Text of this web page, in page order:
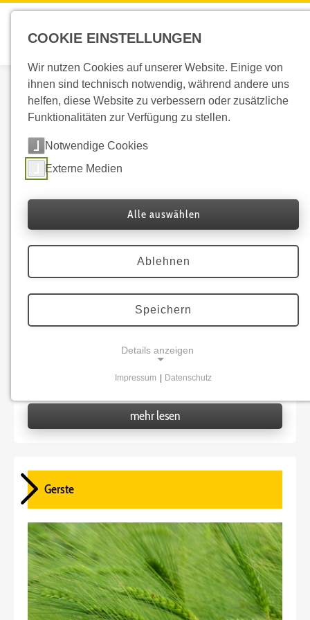
Phänologische Zeigerpflanzen:
Feldfrüchte
Echter Hafer
mehr lesen
Gerste
COOKIE EINSTELLUNGEN
Wir nutzen Cookies auf unserer Website. Einige von
ihnen sind technisch notwendig, während andere uns
helfen, diese Website zu verbessern oder zusätzliche
Funktionalitäten zur Verfügung zu stellen.
Notwendige Cookies
Externe Medien
Alle auswählen
Ablehnen
Speichern
Details anzeigen
Notwendige Cookies ermöglichen grundlegende
Funktionen und sind für die einwandfreie Funktion
fe_typo_user
Zweck:
Anmeldung im Mitgliederbereich
Cookie Laufzeit:
1 Jahr
Impressum Datenschutz